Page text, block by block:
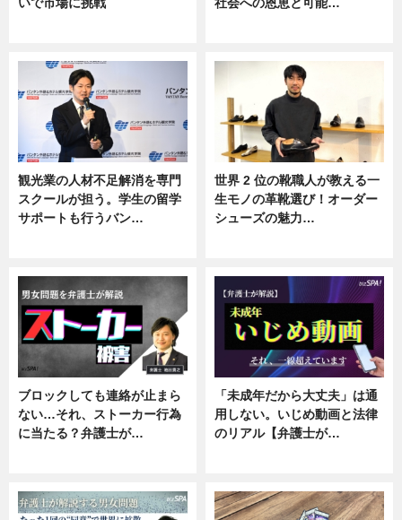
観光業の人材不足解消を専門
スクールが担う。学生の留学
サポートも行うバン…
世界 2 位の靴職人が教える一
生モノの革靴選び！オーダー
シューズの魅力…
ブロックしても連絡が止まら
ない…それ、ストーカー行為
に当たる？弁護士が…
「未成年だから大丈夫」は通
用しない。いじめ動画と法律
のリアル【弁護士が…